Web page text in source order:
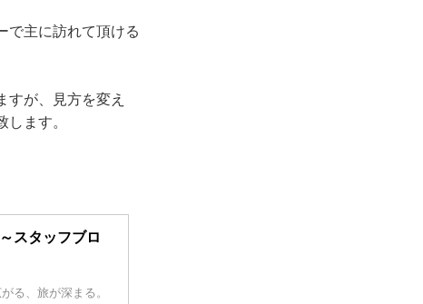
で主に訪れて頂ける
すが、見方を変え
ます。
スタッフブロ
る、旅が深まる。